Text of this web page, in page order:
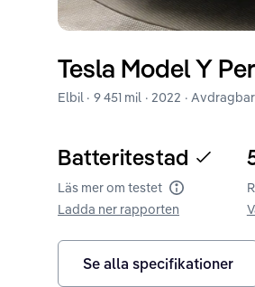
Tesla Model Y
Elbil · 9 451 mil · 2022 ·
Batteritestad
Läs mer om testet Batteritest
Ladda ner rapporten
Se alla specifikationer